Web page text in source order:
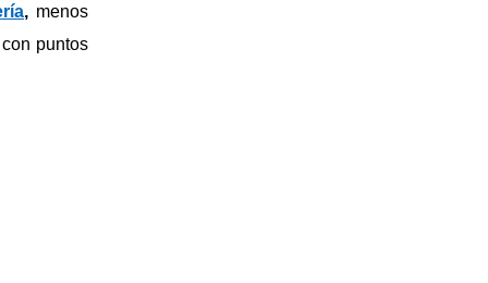
, menos
puntos